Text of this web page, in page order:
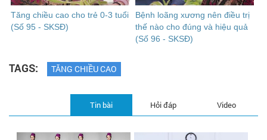
Tăng chiều cao cho trẻ 0-3 tuổi
(Số 95 - SKSĐ)
Bệnh loãng xương nên điều trị
thế nào cho đúng và hiệu quả
(Số 96 - SKSĐ)
TAGS: TĂNG CHIỀU CAO
Video
Hỏi đáp
Tin bài